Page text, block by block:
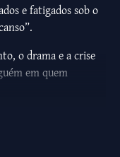
e fatigados sob o
o drama e a crise
em quem
esse
Porém, mais do que